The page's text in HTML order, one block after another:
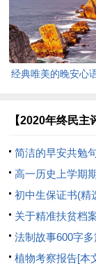
经典唯美的晚安心
【2020年终民主
简洁的早安共勉
文共7361字]
高一历史上学期
案[本文共4744字]
初中生保证书(精
共1598字]
关于精准扶贫档
[本文共1122字]
法制故事600字
2848字]
植物考察报告[本